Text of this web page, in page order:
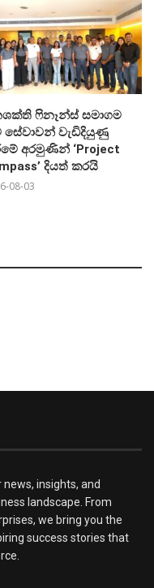
ෆිනෑන්ස් සමාගම
සේවාවන් වැඩිදියුණු
අරමුණින් ‘Project
දියත් කරයි
08-03
insights, and
landscape. From
we bring you the
success stories that